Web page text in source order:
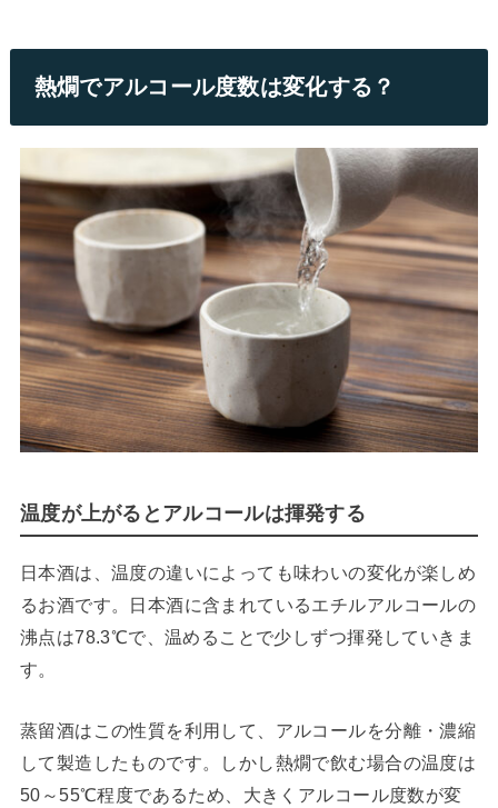
熱燗でアルコール度数は変化する？
温度が上がるとアルコールは揮発する
日本酒は、温度の違いによっても味わいの変化が楽しめ
るお酒です。日本酒に含まれているエチルアルコールの
沸点は78.3℃で、温めることで少しずつ揮発していきま
す。
蒸留酒はこの性質を利用して、アルコールを分離・濃縮
して製造したものです。しかし熱燗で飲む場合の温度は
50～55℃程度であるため、大きくアルコール度数が変